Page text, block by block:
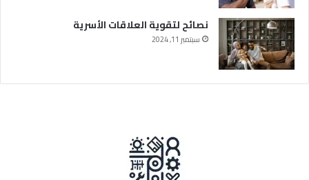
نصائح لتقوية العلاقات الأسرية
سبتمبر 11, 2024